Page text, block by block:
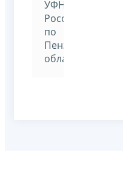
УФНС
России
по
Пензенской
области